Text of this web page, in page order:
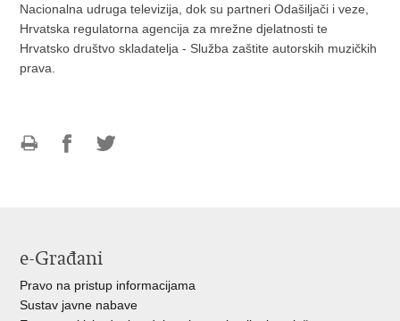
Nacionalna udruga televizija, dok su partneri Odašiljači i veze,
Hrvatska regulatorna agencija za mrežne djelatnosti te
Hrvatsko društvo skladatelja - Služba zaštite autorskih muzičkih
prava.
e-Građani
Pravo na pristup informacijama
Sustav javne nabave